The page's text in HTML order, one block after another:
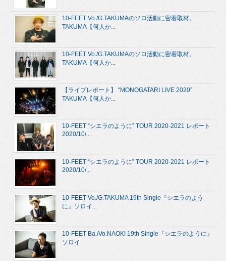
10-FEET Vo./G.TAKUMAのソロ活動に密着取材。
TAKUMA【何人か...
10-FEET Vo./G.TAKUMAのソロ活動に密着取材。
TAKUMA【何人か...
【ライブレポート】 “MONOGATARI LIVE 2020”
TAKUMA【何人か...
10-FEET “シエラのように” TOUR 2020-2021 レポート
2020/10/...
10-FEET “シエラのように” TOUR 2020-2021 レポート
2020/10/...
10-FEET Vo./G.TAKUMA 19th Single『シエラのよう
に』ソロイ...
10-FEET Ba./Vo.NAOKI 19th Single『シエラのように』
ソロイ...